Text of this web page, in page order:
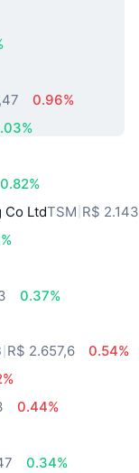
0.96%
0.82%
Co LtdTSM R$
0.37%
R$ 2.657,6
0.54%
0.44%
0.34%